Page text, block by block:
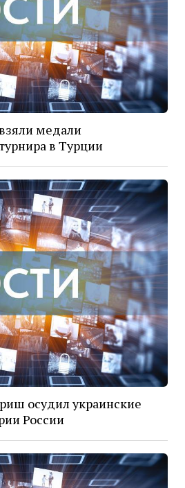
медали
в Турции
осудил украинские
России